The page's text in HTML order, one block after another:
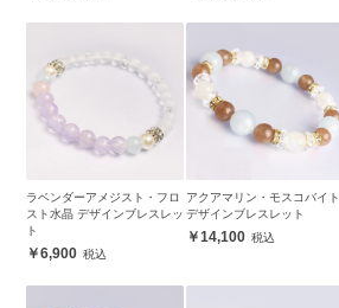
ラベンダーアメジスト・フロ
スト水晶 デザインブレスレッ
ト
6,900
アクアマリン・モスコバイト
デザインブレスレット
14,100